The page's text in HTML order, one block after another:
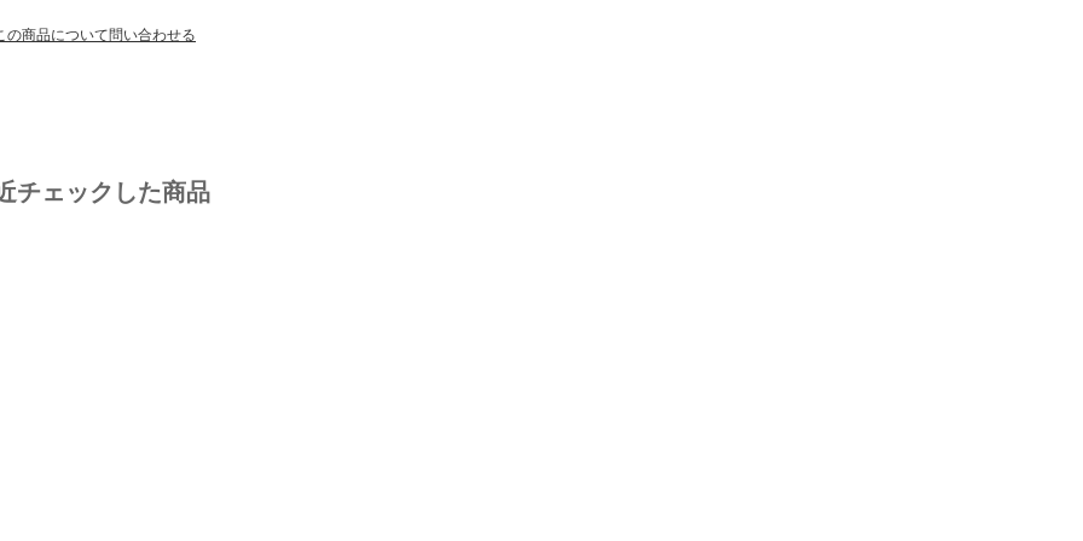
の商品について問い合わせる
チェックした商品